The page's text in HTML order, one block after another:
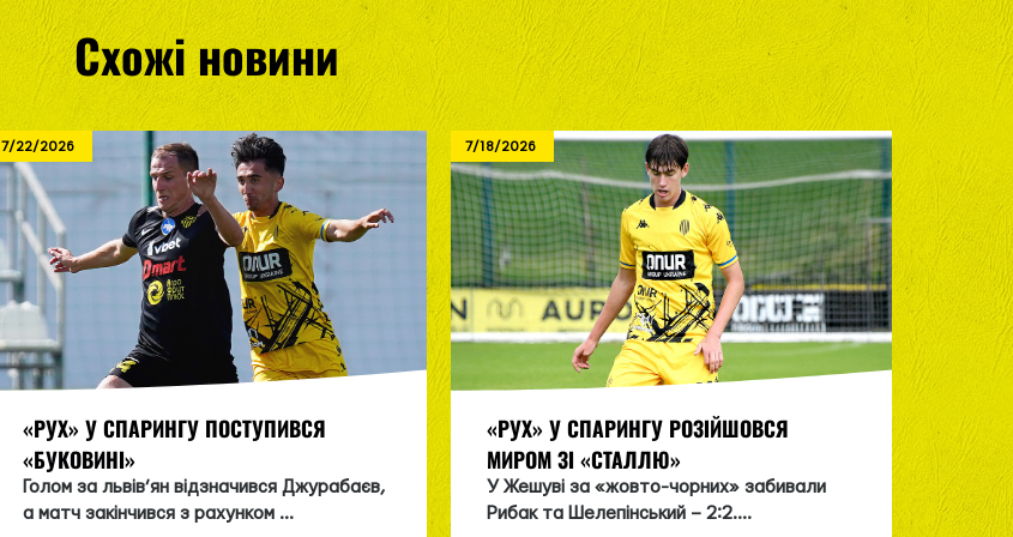
Схожі новини
7/22/2026
«РУХ» У СПАРИНГУ ПОСТУПИВСЯ
«БУКОВИНІ»
Голом за львів’ян відзначився Джурабаєв,
а матч закінчився з рахунком ...
7/18/2026
«РУХ» У СПАРИНГУ РОЗІЙШОВСЯ
МИРОМ ЗІ «СТАЛЛЮ»
У Жешуві за «жовто-чорних» забивали
Рибак та Шелепінський – 2:2....
7/14/2026